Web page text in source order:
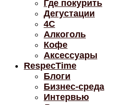
Где покурить
Дегустации
4C
Алкоголь
Кофе
Аксессуары
RespecTime
Блоги
Бизнес-среда
Интервью